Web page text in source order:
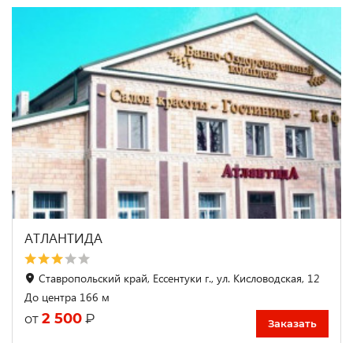
АТЛАНТИДА
Ставропольский край, Ессентуки г., ул. Кисловодская, 12
До центра 166 м
от 2 500 ₽ Заказать